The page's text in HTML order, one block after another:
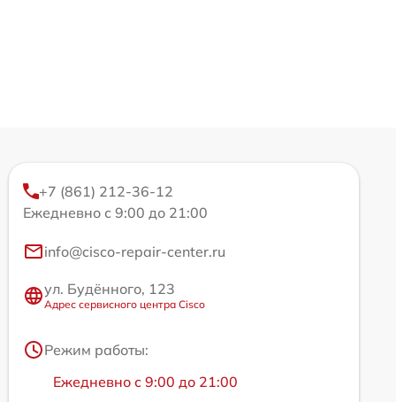
+7 (861) 212-36-12
Ежедневно с 9:00 до 21:00
info@cisco-repair-center.ru
ул. Будённого, 123
Адрес сервисного центра Cisco
Режим работы:
Ежедневно с 9:00 до 21:00